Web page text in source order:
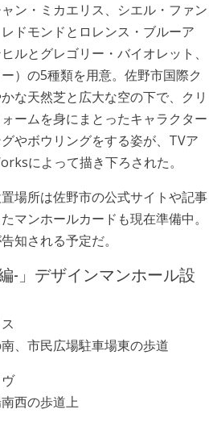
ン・ミカエリス、シエル・ファン
ドモンドとロレンス・ブルーア
ルとグレゴリー・バイオレット、
）の5種類を用意。佐野市国際ク
な天然芝と広大な空の下で、クリ
ームを身にまとったキャラクター
やボウリングをする姿が、TVア
によって描き下ろされた。
場所は佐野市の公式サイトや記事
マンホールカードも現在準備中。
知される予定だ。
-」デザインマンホール設
、市民広場駐車場東の歩道
西の歩道上